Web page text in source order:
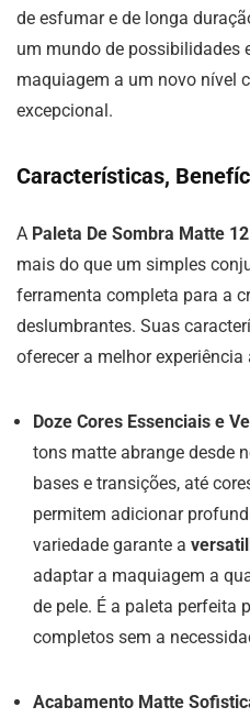
de esfumar e de longa
um mundo de possibilidades
maquiagem a um novo nível
excepcional.
Características,
A Paleta De Sombra Matte
mais do que um simples
ferramenta completa para a
deslumbrantes. Suas
oferecer a melhor experiência
Doze Cores Essenciais e
tons matte abrange desde
bases e transições, até
permitem adicionar
variedade garante a
adaptar a maquiagem a
de pele. É a paleta perfeita
completos sem a
Acabamento Matte